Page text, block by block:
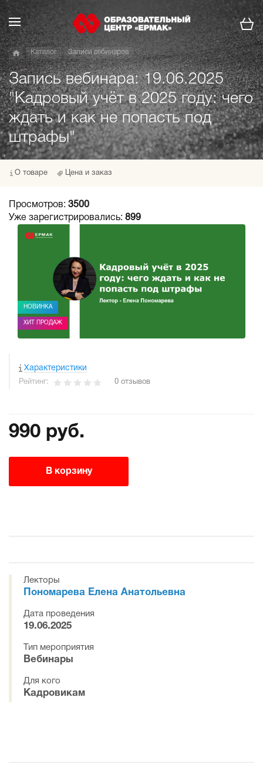
Каталог Записи вебинаров
Запись вебинара: 19.06.2025
"Кадровый учёт в 2025 году: чего
ждать и как не попасть под
штрафы"
О товаре Цена и заказ
Просмотров: 3500
Уже зарегистрировались: 899
НОВИНКА
ХИТ ПРОДАЖ
Характеристики
Рейтинг: 0 отзывов
990 руб.
В корзину
Лекторы
Пономарева Елена Анатольевна
Дата проведения
19.06.2025
Тип мероприятия
Вебинары
Для кого
Кадровикам